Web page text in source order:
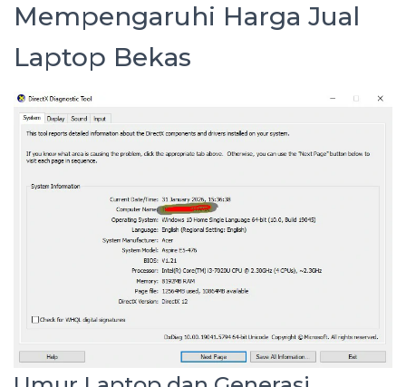
Mempengaruhi Harga Jual
Laptop Bekas